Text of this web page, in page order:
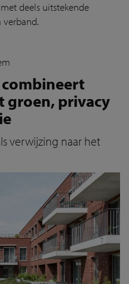
deels uitstekende
verband.
groen, privacy
verwijzing naar het